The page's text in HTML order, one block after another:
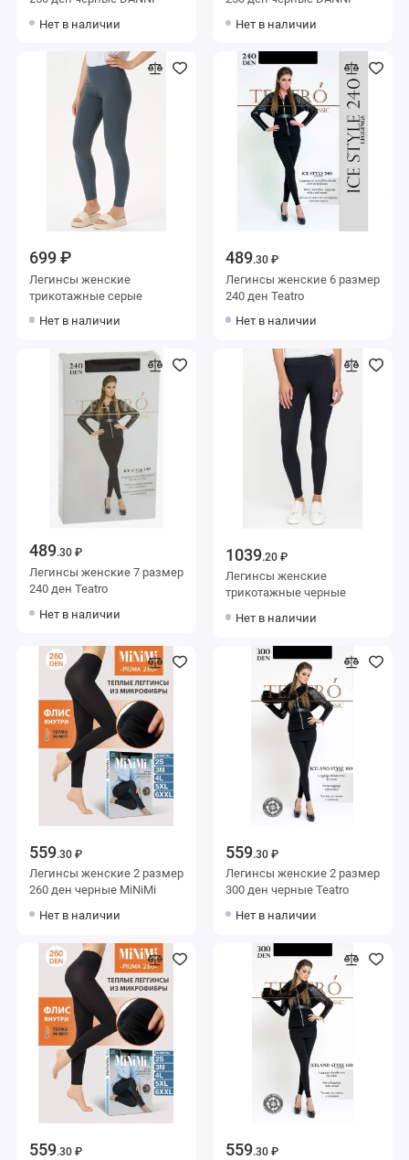
Нет в наличии
Нет в наличии
699 ₽
Легинсы женские
трикотажные серые
Нет в наличии
489.30 ₽
Легинсы женские 6 размер
240 ден Teatro
Нет в наличии
489.30 ₽
Легинсы женские 7 размер
240 ден Teatro
Нет в наличии
1039.20 ₽
Легинсы женские
трикотажные черные
Нет в наличии
559.30 ₽
Легинсы женские 2 размер
260 ден черные MiNiMi
Нет в наличии
559.30 ₽
Легинсы женские 2 размер
300 ден черные Teatro
Нет в наличии
559.30 ₽ 559.30 ₽